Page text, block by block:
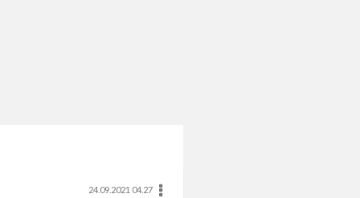
24.09.2021 04.27